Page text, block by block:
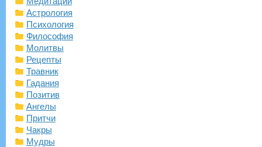
Астрология
Психология
Философия
Молитвы
Рецепты
Травник
Гадания
Позитив
Ангелы
Притчи
Чакры
Мудры